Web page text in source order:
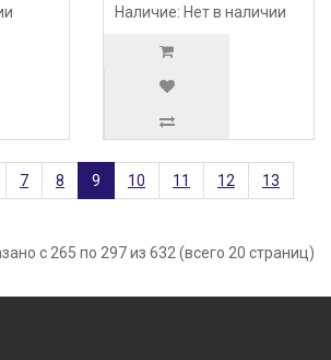
Наличие: Нет в наличии
7 8 9 10 11 12 13
с 265 по 297 из 632 (всего 20 страниц)